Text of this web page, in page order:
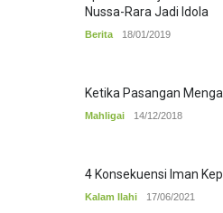
Nussa-Rara Jadi Idola
Berita 18/01/2019
Ketika Pasangan
Mahligai 14/12/2018
4 Konsekuensi Iman
Kalam Ilahi 17/06/2021